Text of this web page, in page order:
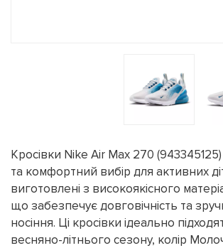
Кросівки Nike Air Max 270
та комфортний вибір для активних
виготовлені з високоякісного
що забезпечує довговічність та
носіння. Ці кросівки ідеально
весняно-літнього сезону, колір